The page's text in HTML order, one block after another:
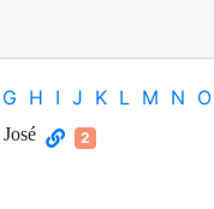
G H I J K L M N O
2